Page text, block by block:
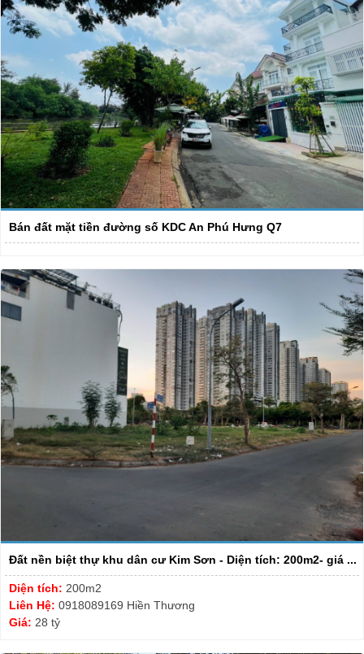
Bán đất mặt tiền đường số KDC An Phú Hưng Q7
Đất nền biệt thự khu dân cư Kim Sơn - Diện tích: 200m2- giá ...
Diện tích: 200m2
Liên Hệ: 0918089169 Hiền Thương
Giá: 28 tỷ